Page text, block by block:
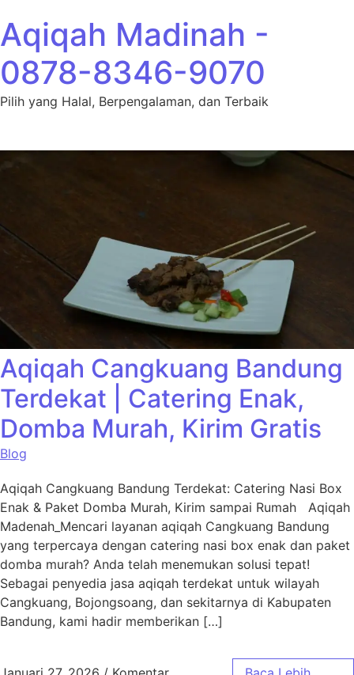
Aqiqah Madinah -
0878-8346-9070
Pilih yang Halal, Berpengalaman, dan Terbaik
Aqiqah Cangkuang Bandung
Terdekat | Catering Enak,
Domba Murah, Kirim Gratis
Blog
Aqiqah Cangkuang Bandung Terdekat: Catering Nasi Box
Enak & Paket Domba Murah, Kirim sampai Rumah Aqiqah
Madenah_Mencari layanan aqiqah Cangkuang Bandung
yang terpercaya dengan catering nasi box enak dan paket
domba murah? Anda telah menemukan solusi tepat!
Sebagai penyedia jasa aqiqah terdekat untuk wilayah
Cangkuang, Bojongsoang, dan sekitarnya di Kabupaten
Bandung, kami hadir memberikan […]